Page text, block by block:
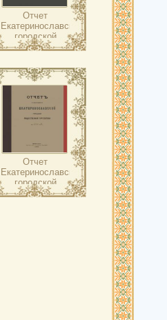
Отчет
Екатеринославской
городской
общественной
Отчет
Екатеринославской
городской
общественной